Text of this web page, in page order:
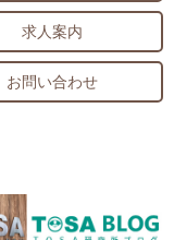
求人案内
お問い合わせ